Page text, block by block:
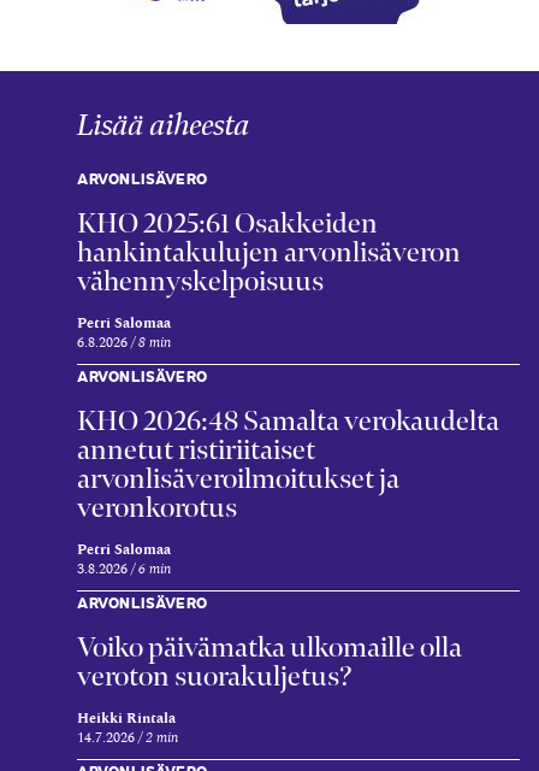
Lisää aiheesta
ARVONLISÄVERO
KHO 2025:61 Osakkeiden
hankintakulujen arvonlisäveron
vähennyskelpoisuus
Petri Salomaa
6.8.2026 8 min
ARVONLISÄVERO
KHO 2026:48 Samalta verokaudelta
annetut ristiriitaiset
arvonlisäveroilmoitukset ja
veronkorotus
Petri Salomaa
3.8.2026 6 min
ARVONLISÄVERO
Voiko päivämatka ulkomaille olla
veroton suorakuljetus?
Heikki Rintala
14.7.2026 2 min